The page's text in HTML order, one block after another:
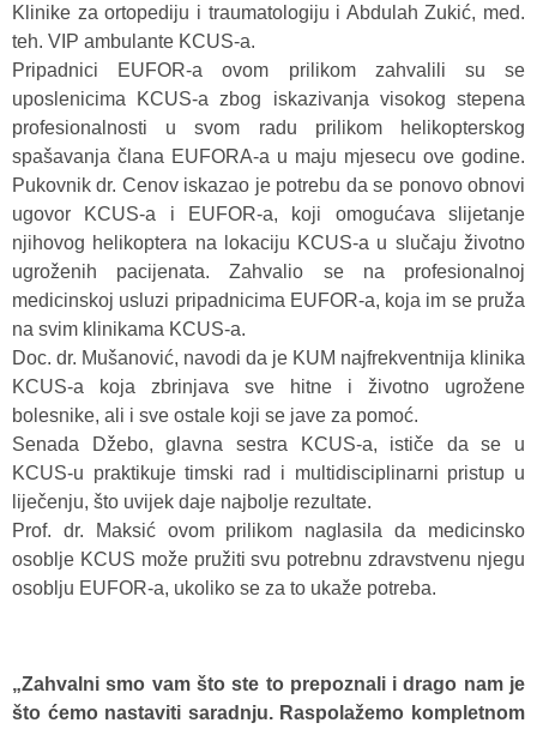
Klinike za ortopediju i traumatologiju i Abdulah Zukić, med.
teh. VIP ambulante KCUS-a.
Pripadnici EUFOR-a ovom prilikom zahvalili su se
uposlenicima KCUS-a zbog iskazivanja visokog stepena
profesionalnosti u svom radu prilikom helikopterskog
spašavanja člana EUFORA-a u maju mjesecu ove godine.
Pukovnik dr. Cenov iskazao je potrebu da se ponovo obnovi
ugovor KCUS-a i EUFOR-a, koji omogućava slijetanje
njihovog helikoptera na lokaciju KCUS-a u slučaju životno
ugroženih pacijenata. Zahvalio se na profesionalnoj
medicinskoj usluzi pripadnicima EUFOR-a, koja im se pruža
na svim klinikama KCUS-a.
Doc. dr. Mušanović, navodi da je KUM najfrekventnija klinika
KCUS-a koja zbrinjava sve hitne i životno ugrožene
bolesnike, ali i sve ostale koji se jave za pomoć.
Senada Džebo, glavna sestra KCUS-a, ističe da se u
KCUS-u praktikuje timski rad i multidisciplinarni pristup u
liječenju, što uvijek daje najbolje rezultate.
Prof. dr. Maksić ovom prilikom naglasila da medicinsko
osoblje KCUS može pružiti svu potrebnu zdravstvenu njegu
osoblju EUFOR-a, ukoliko se za to ukaže potreba.
„Zahvalni smo vam što ste to prepoznali i drago nam je
što ćemo nastaviti saradnju. Raspolažemo kompletnom